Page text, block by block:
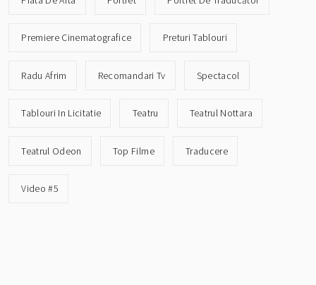
Premiere Cinematografice Preturi Tablouri
Radu Afrim Recomandari Tv Spectacol
Tablouri In Licitatie Teatru Teatrul Nottara
Teatrul Odeon Top Filme Traducere
Video #5